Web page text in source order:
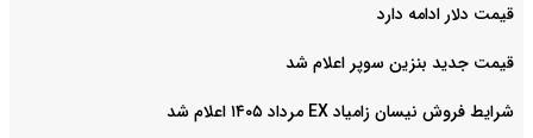
قیمت دلار ادامه دارد
قیمت جدید بنزین سوپر اعلام شد
شرایط فروش نیسان زامیاد EX مرداد ۱۴۰۵ اعلام شد